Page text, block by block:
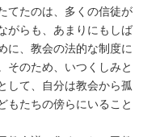
てたのは、多くの信徒が
がらも、あまりにもしば
に、教会の法的な制度に
そのため、いつくしみと
して、自分は教会から孤
もたちの傍らにいること